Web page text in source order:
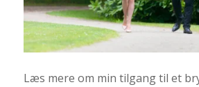
Læs mere om min tilgang til et